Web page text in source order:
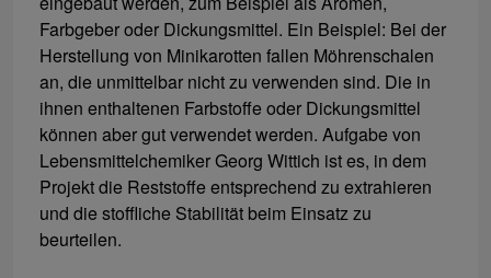
Farbgeber oder Dickungsmittel. Ein Beispiel: Bei der
Herstellung von Minikarotten fallen Möhrenschalen
an, die unmittelbar nicht zu verwenden sind. Die in
ihnen enthaltenen Farbstoffe oder Dickungsmittel
können aber gut verwendet werden. Aufgabe von
Lebensmittelchemiker Georg Wittich ist es, in dem
Projekt die Reststoffe entsprechend zu extrahieren
und die stoffliche Stabilität beim Einsatz zu
beurteilen.